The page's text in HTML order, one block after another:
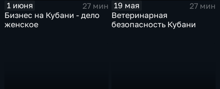
1 июня
27 мин
Бизнес на Кубани - дело
женское
19 мая
27 мин
Ветеринарная
безопасность Кубани